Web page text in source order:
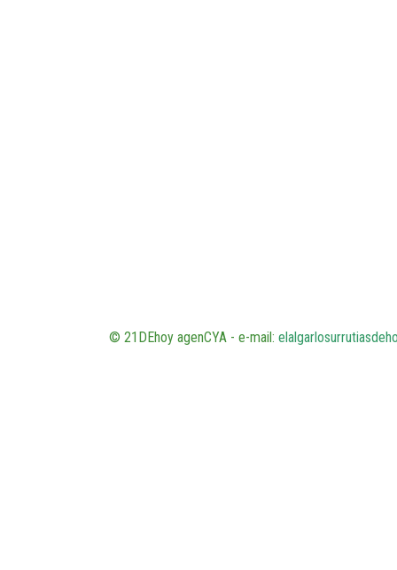
© 21DEhoy agenCYA - e-mail: